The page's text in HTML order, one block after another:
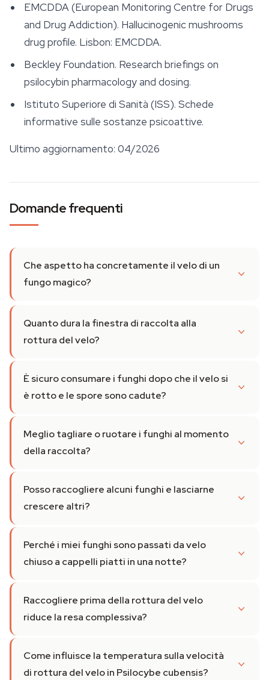
EMCDDA (European Monitoring Centre for Drugs
and Drug Addiction). Hallucinogenic mushrooms
drug profile. Lisbon: EMCDDA.
Beckley Foundation. Research briefings on
psilocybin pharmacology and dosing.
Istituto Superiore di Sanità (ISS). Schede
informative sulle sostanze psicoattive.
Ultimo aggiornamento: 04/2026
Domande frequenti
Che aspetto ha concretamente il velo di un
fungo magico?
Quanto dura la finestra di raccolta alla
rottura del velo?
È sicuro consumare i funghi dopo che il velo si
è rotto e le spore sono cadute?
Meglio tagliare o ruotare i funghi al momento
della raccolta?
Posso raccogliere alcuni funghi e lasciarne
crescere altri?
Perché i miei funghi sono passati da velo
chiuso a cappelli piatti in una notte?
Raccogliere prima della rottura del velo
riduce la resa complessiva?
Come influisce la temperatura sulla velocità
di rottura del velo in Psilocybe cubensis?